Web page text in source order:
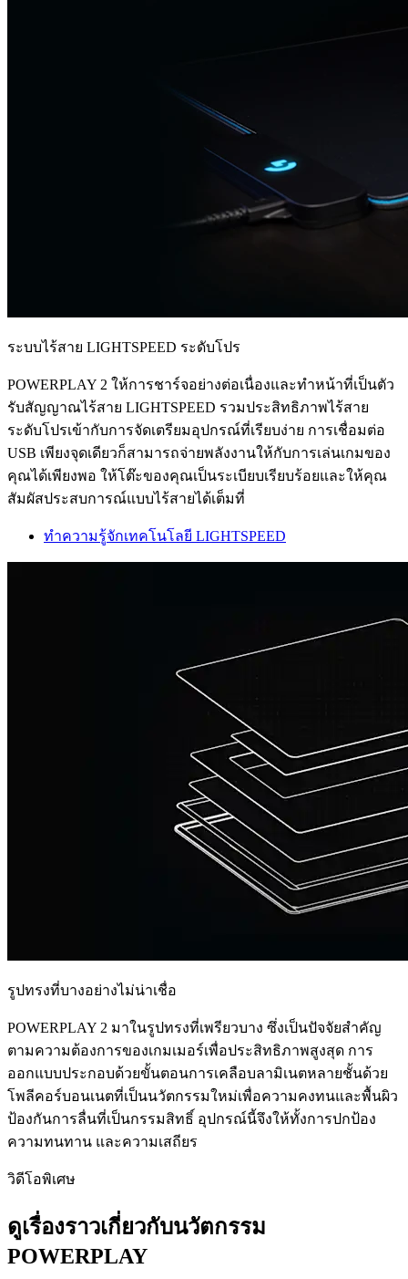
ระบบไร้สาย LIGHTSPEED ระดับโปร
POWERPLAY 2 ให้การชาร์จอย่างต่อเนื่องและทำหน้าที่เป็นตัว
รับสัญญาณไร้สาย LIGHTSPEED รวมประสิทธิภาพไร้สาย
ระดับโปรเข้ากับการจัดเตรียมอุปกรณ์ที่เรียบง่าย การเชื่อมต่อ
USB เพียงจุดเดียวก็สามารถจ่ายพลังงานให้กับการเล่นเกมของ
คุณได้เพียงพอ ให้โต๊ะของคุณเป็นระเบียบเรียบร้อยและให้คุณ
สัมผัสประสบการณ์แบบไร้สายได้เต็มที่
ทำความรู้จักเทคโนโลยี LIGHTSPEED
รูปทรงที่บางอย่างไม่น่าเชื่อ
POWERPLAY 2 มาในรูปทรงที่เพรียวบาง ซึ่งเป็นปัจจัยสำคัญ
ตามความต้องการของเกมเมอร์เพื่อประสิทธิภาพสูงสุด การ
ออกแบบประกอบด้วยขั้นตอนการเคลือบลามิเนตหลายชั้นด้วย
โพลีคอร์บอนเนตที่เป็นนวัตกรรมใหม่เพื่อความคงทนและพื้นผิว
ป้องกันการลื่นที่เป็นกรรมสิทธิ์ อุปกรณ์นี้จึงให้ทั้งการปกป้อง
ความทนทาน และความเสถียร
วิดีโอพิเศษ
ดูเรื่องราวเกี่ยวกับนวัตกรรม
POWERPLAY